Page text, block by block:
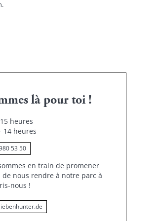
là pour toi !
heures
14 heures
53 50
en train de promener
de nous rendre à notre parc à
nous !